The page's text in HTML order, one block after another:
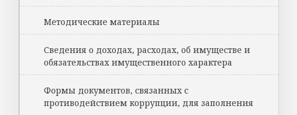
Методические материалы
Сведения о доходах, расходах, об имуществе и
обязательствах имущественного характера
Формы документов, связанных с
противодействием коррупции, для заполнения